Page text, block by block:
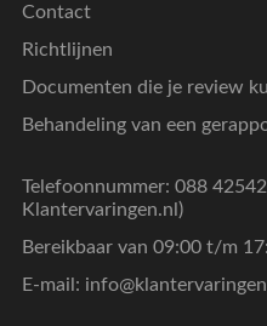
Contact
Richtlijnen
Documenten die je review
Behandeling van een
Telefoonnummer: 088
Klantervaringen.nl)
Bereikbaar van 09:00 t/m
E-mail: